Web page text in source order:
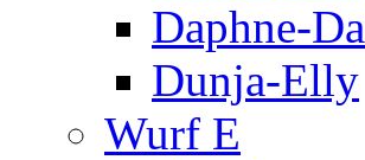
Daphne-
Dunja-Elly
Wurf E